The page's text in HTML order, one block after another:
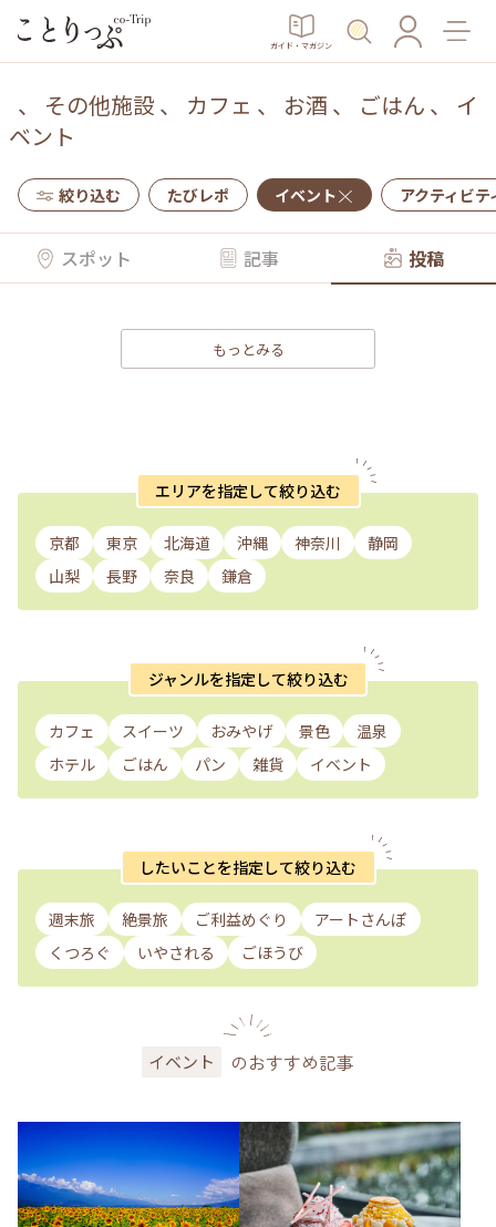
ガイド・マガジン
、 その他施設、 カフェ 、 お酒 、 ごはん 、 イ
ベント
絞り込む たびレポ イベント アクティビテ
スポット 記事 投稿
もっとみる
エリアを指定して絞り込む
京都 東京 北海道 沖縄 神奈川
静岡
山梨
長野 奈良 鎌倉
ジャンルを指定して絞り込む
カフェ スイーツ おみやげ 景色
温泉
ホテル
ごはん パン 雑貨 イベント
したいことを指定して絞り込む
週末旅 絶景旅 ご利益めぐり
アートさんぽ
くつろぐ
いやされる ごほうび
イベント のおすすめ記事